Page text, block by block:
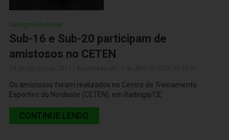
Categoria de Base
Sub-16 e Sub-20 participam de
amistosos no CETEN
Os amistosos foram realizados no Centro de Treinamento
Esportivo do Nordeste (CETEN), em Itaitinga/CE
CONTINUE LENDO